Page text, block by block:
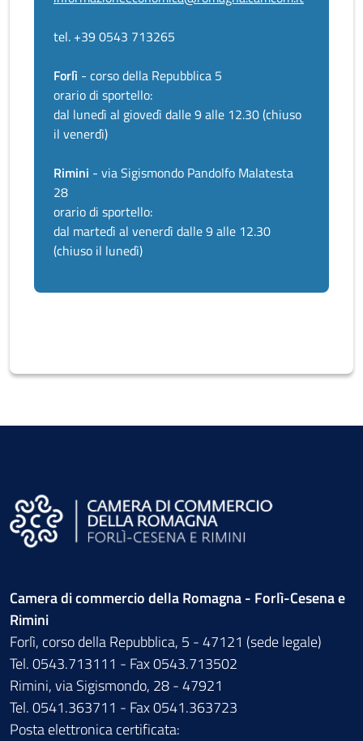
tel. +39 0543 713265
Forlì - corso della Repubblica 5
orario di sportello:
dal lunedì al giovedì dalle 9 alle 12.30 (chiuso
il venerdì)
Rimini - via Sigismondo Pandolfo Malatesta
28
orario di sportello:
dal martedì al venerdì dalle 9 alle 12.30
(chiuso il lunedì)
Camera di commercio della Romagna - Forlì-Cesena e
Rimini
Forlì, corso della Repubblica, 5 - 47121 (sede legale)
Tel. 0543.713111 - Fax 0543.713502
Rimini, via Sigismondo, 28 - 47921
Tel. 0541.363711 - Fax 0541.363723
Posta elettronica certificata: